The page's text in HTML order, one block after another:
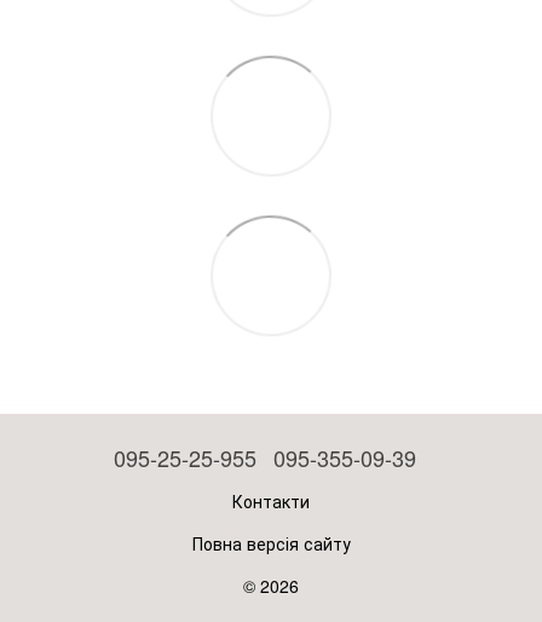
095-25-25-955 095-355-09-39
Контакти
Повна версія сайту
© 2026